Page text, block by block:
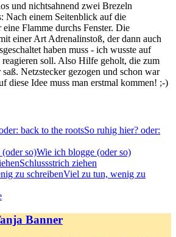
und nichtsahnend zwei Brezeln
Nach einem Seitenblick auf die
Flamme durchs Fenster. Die
einer Art Adrenalinstoß, der dann auch
haben muss - ich wusste auf
soll. Also Hilfe geholt, die zum
Netzstecker gezogen und schon war
diese Idee muss man erstmal kommen! ;-)
So ruhig hier? oder:
Wie ich blogge (oder so)
Schlussstrich ziehen
Viel zu tun, wenig zu
Banner